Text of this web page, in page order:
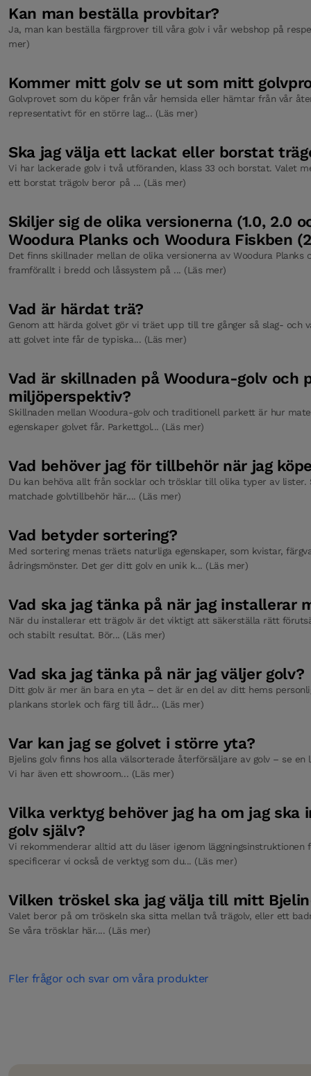
Kan man beställa provbitar?
Ja, man kan beställa färgprover till våra golv i vår webshop på
mer)
Kommer mitt golv se ut som mitt
Golvprovet som du köper från vår hemsida eller hämtar från vår
representativt för en större lag... (Läs mer)
Ska jag välja ett lackat eller borstat
Vi har lackerade golv i två utföranden, klass 33 och borstat. Valet
ett borstat trägolv beror på ... (Läs mer)
Skiljer sig de olika versionerna (1.0, 2.0
Woodura Planks och Woodura Fiskben
Det finns skillnader mellan de olika versionerna av Woodura Planks
framförallt i bredd och låssystem på ... (Läs mer)
Vad är härdat trä?
Genom att härda golvet gör vi träet upp till tre gånger så slag- och
att golvet inte får de typiska... (Läs mer)
Vad är skillnaden på Woodura-golv och
miljöperspektiv?
Skillnaden mellan Woodura-golv och traditionell parkett är hur
egenskaper golvet får. Parkettgol... (Läs mer)
Vad behöver jag för tillbehör när jag
Du kan behöva allt från socklar och trösklar till olika typer av lister.
matchade golvtillbehör här.... (Läs mer)
Vad betyder sortering?
Med sortering menas träets naturliga egenskaper, som kvistar,
ådringsmönster. Det ger ditt golv en unik k... (Läs mer)
Vad ska jag tänka på när jag installerar
När du installerar ett trägolv är det viktigt att säkerställa rätt
och stabilt resultat. Bör... (Läs mer)
Vad ska jag tänka på när jag väljer golv?
Ditt golv är mer än bara en yta – det är en del av ditt hems
plankans storlek och färg till ådr... (Läs mer)
Var kan jag se golvet i större yta?
Bjelins golv finns hos alla välsorterade återförsäljare av golv – se
Vi har även ett showroom... (Läs mer)
Vilka verktyg behöver jag ha om jag
golv själv?
Vi rekommenderar alltid att du läser igenom läggningsinstruktionen
specificerar vi också de verktyg som du... (Läs mer)
Vilken tröskel ska jag välja till mitt
Valet beror på om tröskeln ska sitta mellan två trägolv, eller ett
Se våra trösklar här.... (Läs mer)
Fler frågor och svar om våra produkter